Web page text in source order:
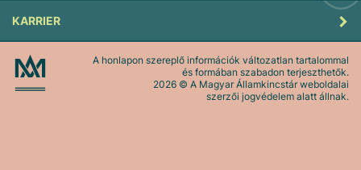
KARRIER
A honlapon szereplő információk változatlan tartalommal
és formában szabadon terjeszthetők.
2026 © A Magyar Államkincstár weboldalai
szerzői jogvédelem alatt állnak.